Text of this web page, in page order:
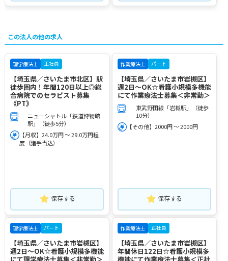
この法人の他の求人
理学療法士 正社員
【埼玉県／さいたま市北区】駅
徒歩圏内！年間120日以上◎総
合病院でのセラピスト募集
《PT》
ニューシャトル「鉄道博物館
駅」（徒歩5分）
【月収】24.0万円 ～ 29.0万円程
度（諸手当込）
保存する
作業療法士 パート
【埼玉県／さいたま市岩槻区】
週2日～OK☆看護小規模多機能
にて作業療法士募集＜非常勤＞
東武野田線「岩槻駅」（徒歩
10分）
【その他】2000円 ～ 2000円
保存する
理学療法士 パート
【埼玉県／さいたま市岩槻区】
週2日～OK☆看護小規模多機能
作業療法士 正社員
【埼玉県／さいたま市岩槻区】
年間休日122日☆看護小規模多